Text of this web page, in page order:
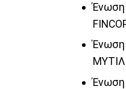
Ένωση
Ένωση
Ένωση